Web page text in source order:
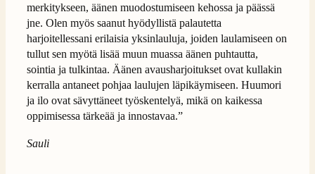
merkitykseen, äänen muodostumiseen kehossa ja päässä
jne. Olen myös saanut hyödyllistä palautetta
harjoitellessani erilaisia yksinlauluja, joiden laulamiseen on
tullut sen myötä lisää muun muassa äänen puhtautta,
sointia ja tulkintaa. Äänen avausharjoitukset ovat kullakin
kerralla antaneet pohjaa laulujen läpikäymiseen. Huumori
ja ilo ovat sävyttäneet työskentelyä, mikä on kaikessa
oppimisessa tärkeää ja innostavaa.”
Sauli